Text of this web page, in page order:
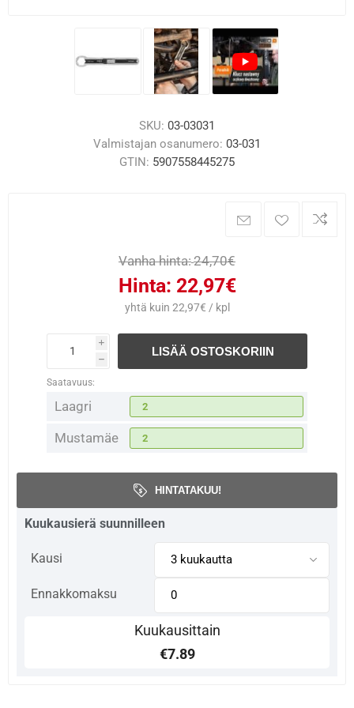
SKU: 03-03031
Valmistajan osanumero: 03-031
GTIN: 5907558445275
Vanha hinta:24,70€
Hinta: 22,97€
yhtä kuin 22,97€ / kpl
i
h
LISÄÄ OSTOSKORIIN
Saatavuus:
Laagri 2
Mustamäe 2
HINTATAKUU!
Kuukausierä suunnilleen
Kausi
Ennakkomaksu
Kuukausittain
€7.89